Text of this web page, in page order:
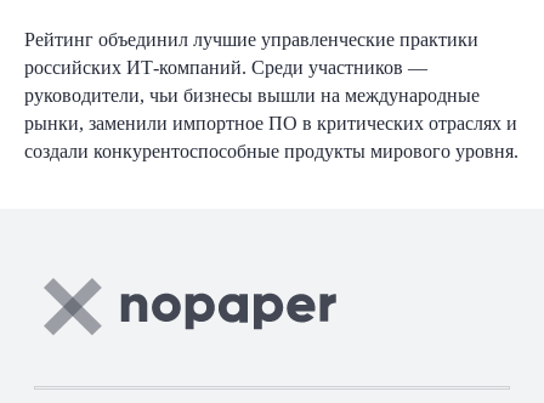
Рейтинг объединил лучшие управленческие практики
российских ИТ-компаний. Среди участников —
руководители, чьи бизнесы вышли на международные
рынки, заменили импортное ПО в критических отраслях и
создали конкурентоспособные продукты мирового уровня.